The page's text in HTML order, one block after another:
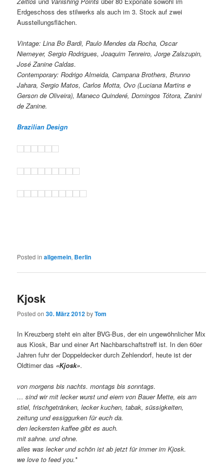
Erdgeschoss des stilwerks als auch im 3. Stock auf zwei
Ausstellungsflächen.
Vintage: Lina Bo Bardi, Paulo Mendes da Rocha, Oscar
Niemeyer, Sergio Rodrigues, Joaquim Tenreiro, Jorge Zalszupin,
José Zanine Caldas.
Contemporary: Rodrigo Almeida, Campana Brothers, Brunno
Jahara, Sergio Matos, Carlos Motta, Ovo (Luciana Martins e
Gerson de Oliveira), Maneco Quinderé, Domingos Tótora, Zanini
de Zanine.
Brazilian Design
Posted in allgemein, Berlin
Kjosk
Posted on30. März 2012byTom
In Kreuzberg steht ein alter BVG-Bus, der ein ungewöhnlicher Mix
aus Kiosk, Bar und einer Art Nachbarschaftstreff ist. In den 60er
Jahren fuhr der Doppeldecker durch Zehlendorf, heute ist der
Oldtimer das «Kjosk».
von morgens bis nachts. montags bis sonntags.
… sind wir mit lecker wurst und eiern von Bauer Mette, eis am
stiel, frischgetränken, lecker kuchen, tabak, süssigkeiten,
zeitung und essiggurken für euch da.
den leckersten kaffee gibt es auch.
mit sahne. und ohne.
alles was lecker und schön ist ab jetzt für immer im Kjosk.
we love to feed you.*